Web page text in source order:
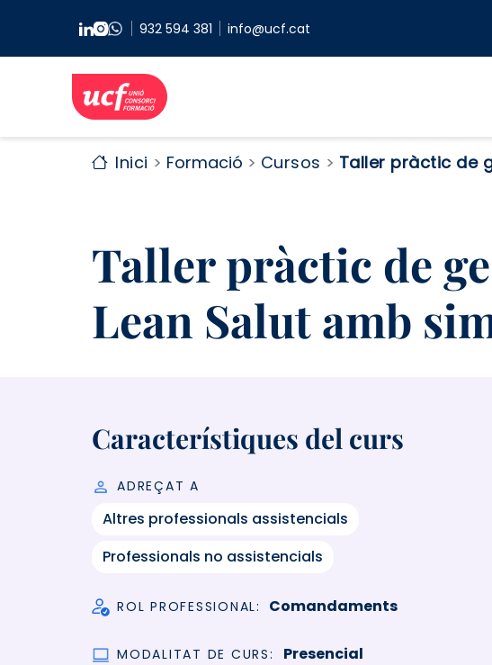
932 594 381 info@ucf.cat
Inici Formació Cursos Taller pràctic de
Taller pràctic de
Lean Salut amb
Característiques del curs
ADREÇAT A
Altres professionals assistencials
Professionals no assistencials
ROL PROFESSIONAL Comandaments
MODALITAT DE CURS Presencial